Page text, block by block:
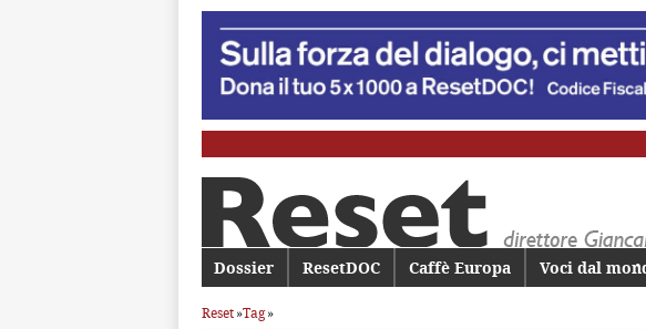
Menu principale
Vai al contenuto principale
Vai al contenuto secondario
Dossier ResetDOC Caffè Europa Voci dal
Reset»Tag»